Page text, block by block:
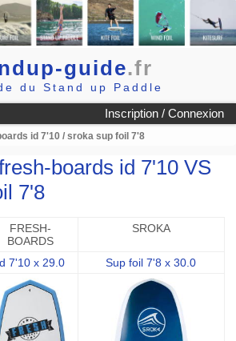
guide.fr
du Stand up Paddle
Inscription / Connexion
id 7'10 / sroka sup foil 7'8
boards id 7'10 VS
7'8
FRESH-
BOARDS
SROKA
7'10 x 29.0
Sup foil 7'8 x 30.0